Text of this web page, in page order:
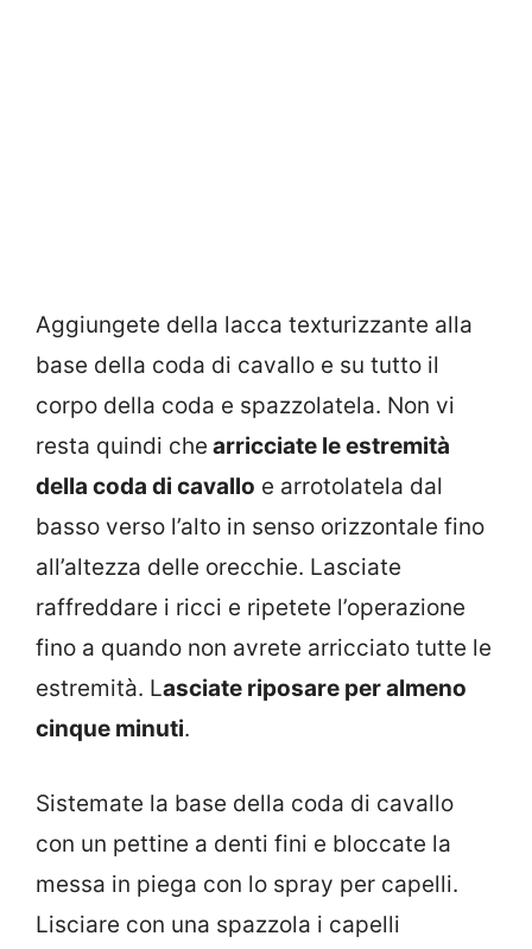
Aggiungete della lacca texturizzante alla
base della coda di cavallo e su tutto il
corpo della coda e spazzolatela. Non vi
resta quindi che arricciate le estremità
della coda di cavallo e arrotolatela dal
basso verso l’alto in senso orizzontale fino
all’altezza delle orecchie. Lasciate
raffreddare i ricci e ripetete l’operazione
fino a quando non avrete arricciato tutte le
estremità. Lasciate riposare per almeno
cinque minuti.
Sistemate la base della coda di cavallo
con un pettine a denti fini e bloccate la
messa in piega con lo spray per capelli.
Lisciare con una spazzola i capelli